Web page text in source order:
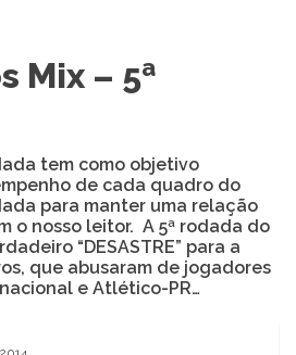
Mix – 5ª
tem como objetivo
de cada quadro do
para manter uma relação
o nosso leitor. A 5ª rodada do
“DESASTRE” para a
que abusaram de jogadores
e Atlético-PR…